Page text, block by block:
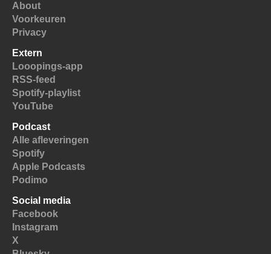
About
Voorkeuren
Privacy
Extern
Looopings-app
RSS-feed
Spotify-playlist
YouTube
Podcast
Alle afleveringen
Spotify
Apple Podcasts
Podimo
Social media
Facebook
Instagram
X